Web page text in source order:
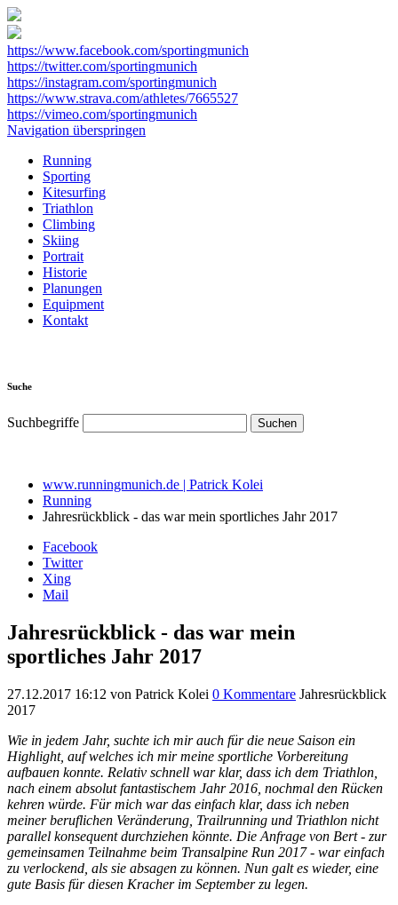
https://www.facebook.com/sportingmunich
https://twitter.com/sportingmunich
https://instagram.com/sportingmunich
https://www.strava.com/athletes/7665527
https://vimeo.com/sportingmunich
Navigation überspringen
Running
Sporting
Kitesurfing
Triathlon
Climbing
Skiing
Portrait
Historie
Planungen
Equipment
Kontakt
Suche
Suchbegriffe
www.runningmunich.de | Patrick Kolei
Running
Jahresrückblick - das war mein sportliches Jahr 2017
Facebook
Twitter
Xing
Mail
Jahresrückblick - das war mein
sportliches Jahr 2017
27.12.2017 16:12 von Patrick Kolei 0 Kommentare Jahresrückblick
2017
Wie in jedem Jahr, suchte ich mir auch für die neue Saison ein
Highlight, auf welches ich mir meine sportliche Vorbereitung
aufbauen konnte. Relativ schnell war klar, dass ich dem Triathlon,
nach einem absolut fantastischem Jahr 2016, nochmal den Rücken
kehren würde. Für mich war das einfach klar, dass ich neben
meiner beruflichen Veränderung, Trailrunning und Triathlon nicht
parallel konsequent durchziehen könnte. Die Anfrage von Bert - zur
gemeinsamen Teilnahme beim Transalpine Run 2017 - war einfach
zu verlockend, als sie absagen zu können. Nun galt es wieder, eine
gute Basis für diesen Kracher im September zu legen.